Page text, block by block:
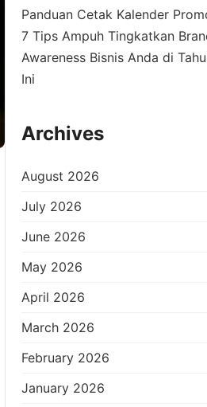
Panduan Cetak Kalender
7 Tips Ampuh Tingkatkan
Awareness Bisnis Anda di
Ini
Archives
August 2026
July 2026
June 2026
May 2026
April 2026
March 2026
February 2026
January 2026